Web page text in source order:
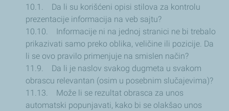
10.1. Da li su korišćeni opisi stilova za kontrolu
prezentacije informacija na veb sajtu?
10.10. Informacije ni na jednoj stranici ne bi trebalo
prikazivati samo preko oblika, veličine ili pozicije. Da
li se ovo pravilo primenjuje na smislen način?
11.9. Da li je naslov svakog dugmeta u svakom
obrascu relevantan (osim u posebnim slučajevima)?
11.13. Može li se rezultat obrasca za unos
automatski popunjavati, kako bi se olakšao unos